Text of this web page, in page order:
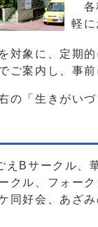
各
軽に
対象に、定期
ご案内し、事
の「生きがい
えBサークル、
クル、フォー
同好会、あざ